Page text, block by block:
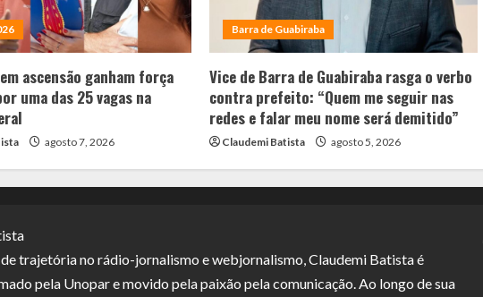
ascensão ganham força
uma das 25 vagas na
agosto 7, 2026
Barra de Guabiraba
Vice de Barra de Guabiraba rasga o verbo
contra prefeito: “Quem me seguir nas
redes e falar meu nome será demitido”
Claudemi Batista agosto 5, 2026
trajetória no rádio-jornalismo e webjornalismo, Claudemi Batista é
pela Unopar e movido pela paixão pela comunicação. Ao longo de sua